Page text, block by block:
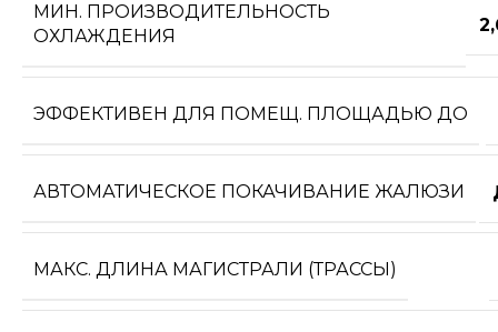
МИН. ПРОИЗВОДИТЕЛЬНОСТЬ
ОХЛАЖДЕНИЯ
ЭФФЕКТИВЕН ДЛЯ ПОМЕЩ. ПЛОЩАДЬЮ ДО
АВТОМАТИЧЕСКОЕ ПОКАЧИВАНИЕ ЖАЛЮЗИ
МАКС. ДЛИНА МАГИСТРАЛИ (ТРАССЫ)